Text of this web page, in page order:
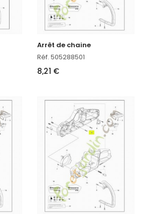
Arrêt de chaine
Réf. 505288501
8,21 €